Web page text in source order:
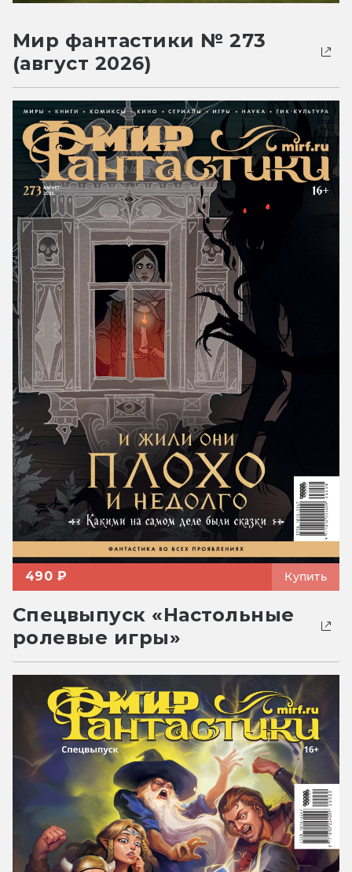
Мир фантастики № 273
(август 2026)
490 ₽ Купить
Спецвыпуск «Настольные
ролевые игры»